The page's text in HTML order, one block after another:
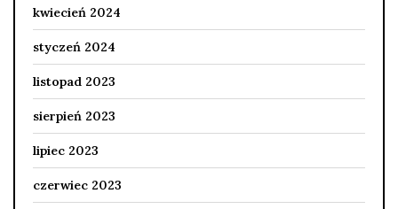
kwiecień 2024
styczeń 2024
listopad 2023
sierpień 2023
lipiec 2023
czerwiec 2023